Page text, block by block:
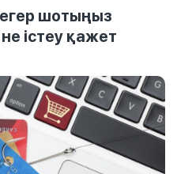
шотыңыз
істеу қажет